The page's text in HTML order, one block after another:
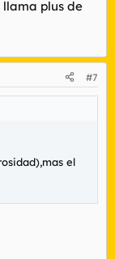
llama plus de
#7
el